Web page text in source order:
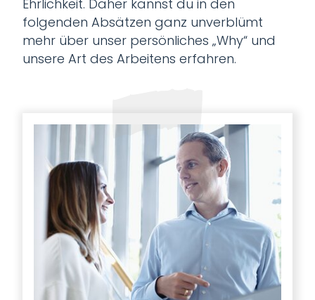
Ehrlichkeit. Daher kannst du in den
folgenden Absätzen ganz unverblümt
mehr über unser persönliches „Why“ und
unsere Art des Arbeitens erfahren.